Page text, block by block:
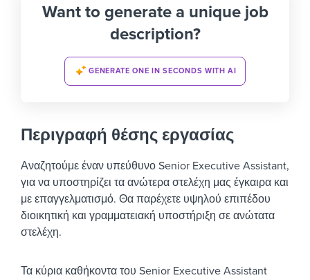
Want to generate a unique job
description?
GENERATE ONE IN SECONDS WITH AI
Περιγραφή θέσης εργασίας
Αναζητούμε έναν υπεύθυνο Senior Executive Assistant,
για να υποστηρίζει τα ανώτερα στελέχη μας έγκαιρα και
με επαγγελματισμό. Θα παρέχετε υψηλού επιπέδου
διοικητική και γραμματειακή υποστήριξη σε ανώτατα
στελέχη.
Τα κύρια καθήκοντα του Senior Executive Assistant